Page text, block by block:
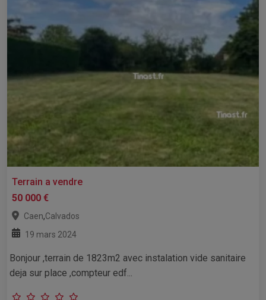
Terrain a vendre
50 000 €
Caen,Calvados
19 mars 2024
Bonjour ,terrain de 1823m2 avec instalation vide sanitaire
deja sur place ,compteur edf...